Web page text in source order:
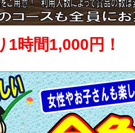
時間1,000円！